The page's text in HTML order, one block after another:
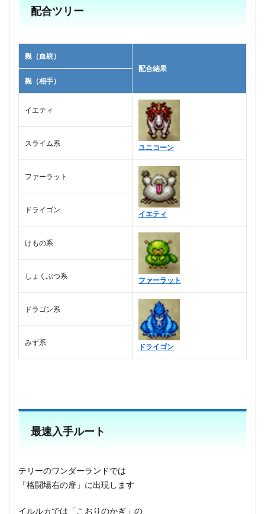
配合ツリー
親（血統）
配合結果
親（相手）
イエティ
ユニコーン
スライム系
ファーラット
イエティ
ドライゴン
けもの系
ファーラット
しょくぶつ系
ドラゴン系
ドライゴン
みず系
最速入手ルート
テリーのワンダーランドでは
「格闘場右の扉」に出現します
イルルカでは「こおりのかぎ」の